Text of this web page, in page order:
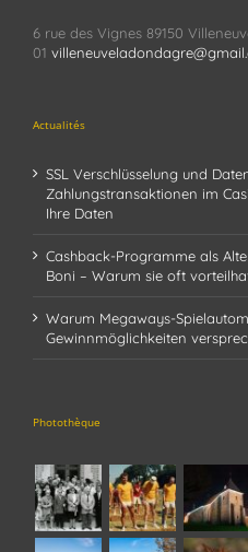
6 rue des Vignes 89150
01
Actualités
SSL Verschlüsselung und
Zahlungstransaktionen im
Ihre Daten
Cashback-Programme als
Boni – Warum sie oft
Warum Megaways-
Gewinnmöglichkeiten
Photothèque